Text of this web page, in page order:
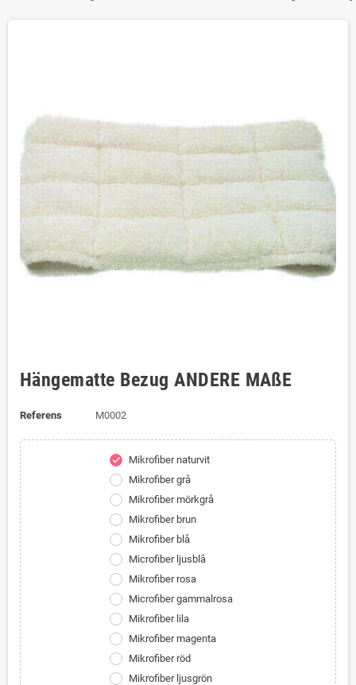
Hängematte Bezug ANDERE MAßE
Referens M0002
check
Mikrofiber naturvit
Mikrofiber grå
Mikrofiber mörkgrå
Mikrofiber brun
Mikrofiber blå
Microfiber ljusblå
Mikrofiber rosa
Microfiber gammalrosa
Mikrofiber lila
Mikrofiber magenta
Mikrofiber röd
Mikrofiber ljusgrön